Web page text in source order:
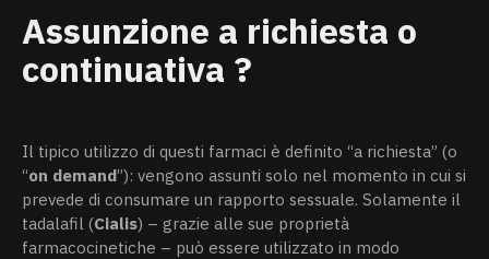
Assunzione a richiesta o
continuativa ?
Il tipico utilizzo di questi farmaci è definito “a richiesta” (o
“on demand”): vengono assunti solo nel momento in cui si
prevede di consumare un rapporto sessuale. Solamente il
tadalafil (Cialis) – grazie alle sue proprietà
farmacocinetiche – può essere utilizzato in modo